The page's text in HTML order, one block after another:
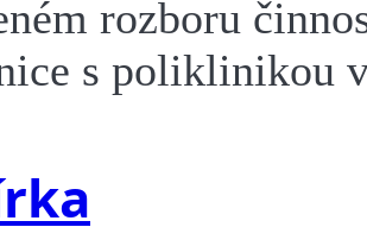
rozboru
s poliklinikou